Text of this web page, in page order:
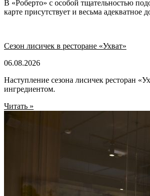
В «Роберто» с особой тщательностью
карте присутствует и весьма
Сезон лисичек в ресторане «Ухват»
06.08.2026
Наступление сезона лисичек ресторан
ингредиентом.
Читать »